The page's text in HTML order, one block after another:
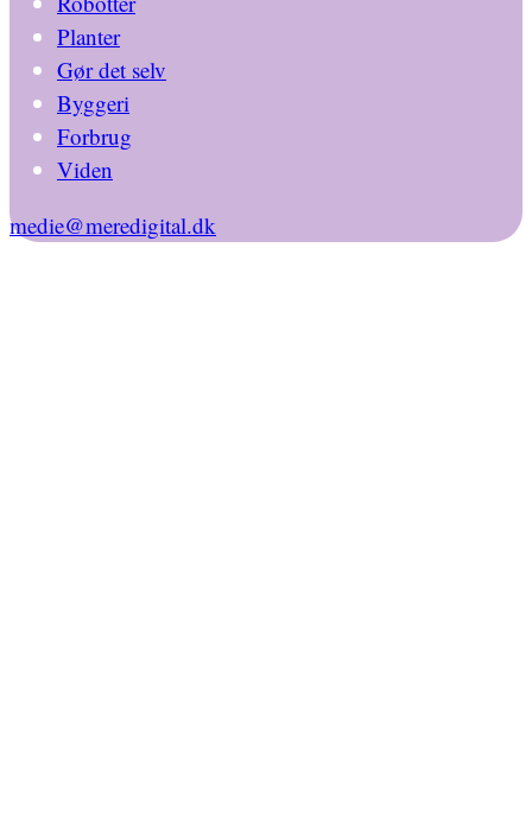
Planter
Gør det selv
Byggeri
Forbrug
Viden
medie@meredigital.dk